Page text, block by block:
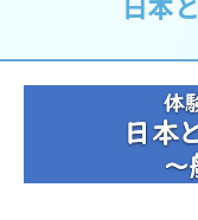
海・船・港の魅力